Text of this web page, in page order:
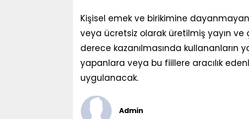
Kişisel emek ve birikimine
veya ücretsiz olarak üretilmiş yayın ve
derece kazanılmasında kullananların
yapanlara veya bu fiillere aracılık
uygulanacak.
Admin